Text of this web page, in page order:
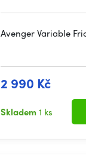
Avenger Variable
2 990 Kč
Skladem1 ks